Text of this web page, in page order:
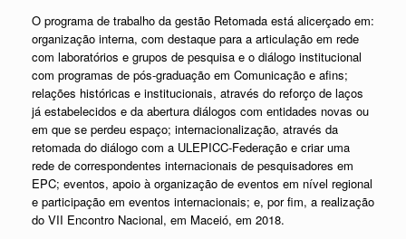
O programa de trabalho da gestão Retomada está alicerçado em:
organização interna, com destaque para a articulação em rede
com laboratórios e grupos de pesquisa e o diálogo institucional
com programas de pós-graduação em Comunicação e afins;
relações históricas e institucionais, através do reforço de laços
já estabelecidos e da abertura diálogos com entidades novas ou
em que se perdeu espaço; internacionalização, através da
retomada do diálogo com a ULEPICC-Federação e criar uma
rede de correspondentes internacionais de pesquisadores em
EPC; eventos, apoio à organização de eventos em nível regional
e participação em eventos internacionais; e, por fim, a realização
do VII Encontro Nacional, em Maceió, em 2018.